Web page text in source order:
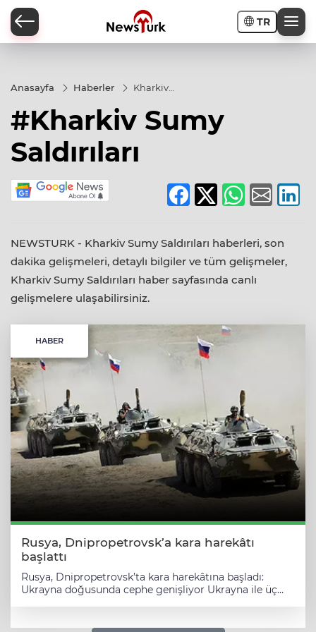
TR
Anasayfa Haberler
Kharkiv
Saldırıları
#Kharkiv Sumy
Saldırıları
NEWSTURK - Kharkiv Sumy Saldırıları haberleri, son
dakika gelişmeleri, detaylı bilgiler ve tüm gelişmeler,
Kharkiv Sumy Saldırıları haber sayfasında canlı
gelişmelere ulaşabilirsiniz.
HABER
Rusya, Dnipropetrovsk’a kara harekâtı
başlattı
Rusya, Dnipropetrovsk’ta kara harekâtına başladı:
Ukrayna doğusunda cephe genişliyor Ukrayna ile üç
bölgesine kara harekâtı başlattığını duyurdu. Bu hamle,